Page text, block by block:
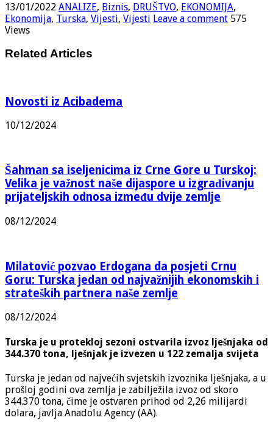
13/01/2022 ANALIZE, Biznis, DRUŠTVO, EKONOMIJA,
Ekonomija, Turska, Vijesti, Vijesti Leave a comment 575
Views
Related Articles
Novosti iz Acibadema
10/12/2024
Šahman sa iseljenicima iz Crne Gore u Turskoj:
Velika je važnost naše dijaspore u izgrađivanju
prijateljskih odnosa između dvije zemlje
08/12/2024
Milatović pozvao Erdogana da posjeti Crnu
Goru: Turska jedan od najvažnijih ekonomskih i
strateških partnera naše zemlje
08/12/2024
Turska je u protekloj sezoni ostvarila izvoz lješnjaka od
344.370 tona, lješnjak je izvezen u 122 zemalja svijeta
Turska je jedan od najvećih svjetskih izvoznika lješnjaka, a u
prošloj godini ova zemlja je zabilježila izvoz od skoro
344.370 tona, čime je ostvaren prihod od 2,26 milijardi
dolara, javlja Anadolu Agency (AA).